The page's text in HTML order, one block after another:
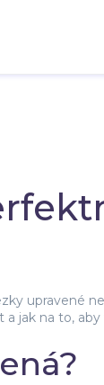
upravené
jak na to,